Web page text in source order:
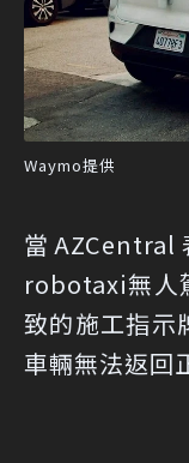
Waymo提供
當
robotaxi無人
致的施工指示
車輛無法返回